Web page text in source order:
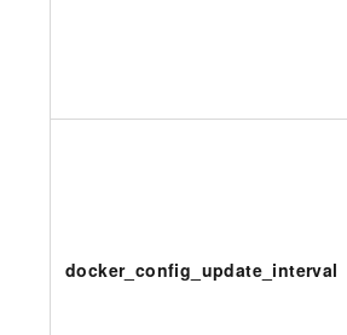
docker_config_update_interval